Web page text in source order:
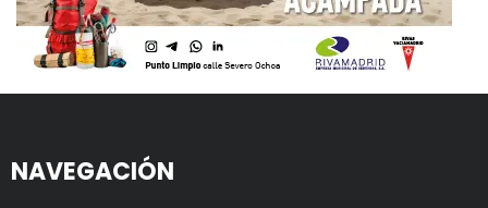
NAVEGACIÓN